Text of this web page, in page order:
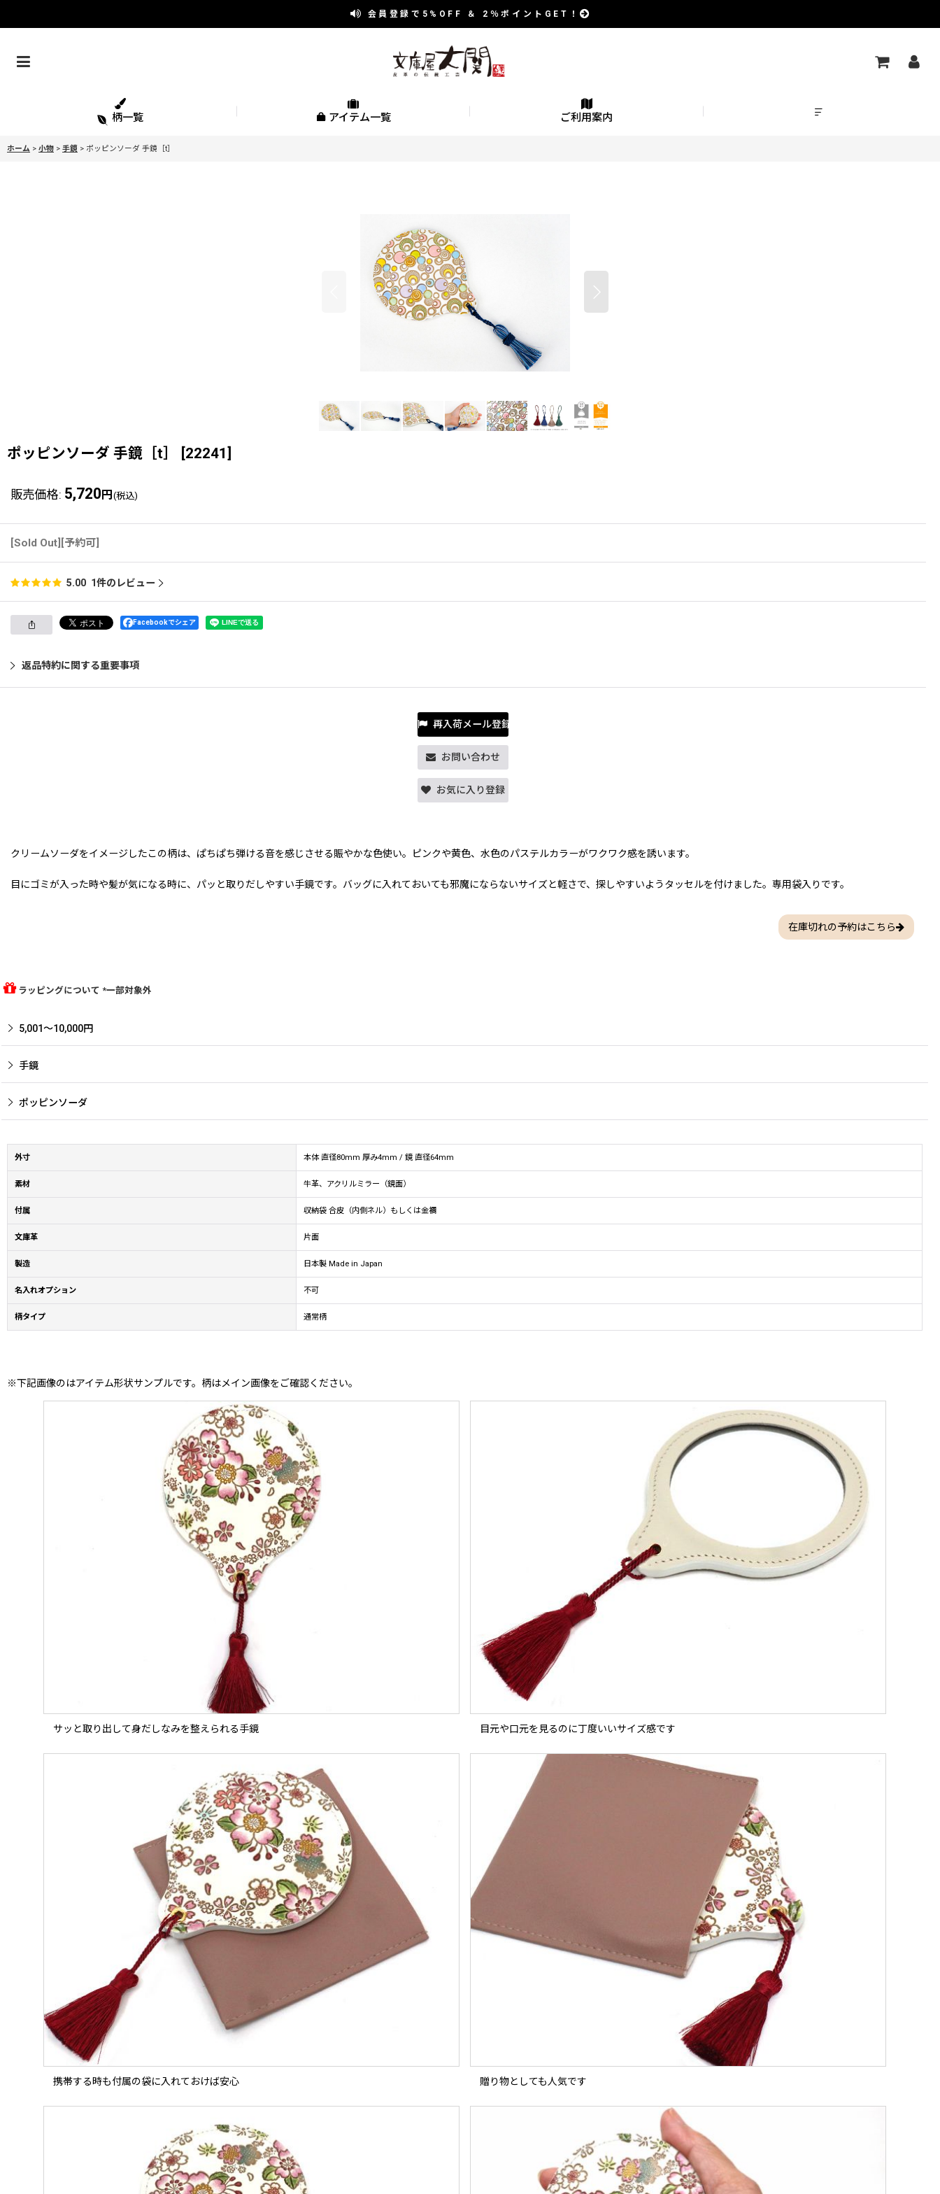
会員登録で 5%OFF ＆ 2％ポイントGET！
柄一覧 アイテム一覧 ご利用案内
ホーム > 小物 > 手鏡 > ポッピンソーダ 手鏡［t］
ポッピンソーダ 手鏡［t］ 22241
販売価格: 5,720 円 (税込)
[Sold Out][予約可]
5.00 1件のレビュー
Facebookでシェア
返品特約に関する重要事項
再入荷メール登録
お問い合わせ
お気に入り登録
クリームソーダをイメージしたこの柄は、ぱちぱち弾ける音を感じさせる賑やかな色使い。ピンクや黄色、水色のパステルカラーがワクワク感を誘います。
目にゴミが入った時や髪が気になる時に、パッと取りだしやすい手鏡です。バッグに入れておいても邪魔にならないサイズと軽さで、探しやすいようタッセルを付けました。専用袋入りです。
在庫切れの予約はこちら
ラッピングについて *一部対象外
5,001〜10,000円
手鏡
ポッピンソーダ
外寸 本体 直径80mm 厚み4mm / 鏡 直径64mm
素材 牛革、アクリルミラー（鏡面）
付属 収納袋 合皮（内側ネル）もしくは金襴
文庫革 片面
製造 日本製 Made in Japan
名入れオプション 不可
柄タイプ 通常柄
※下記画像のはアイテム形状サンプルです。柄はメイン画像をご確認ください。
サッと取り出して身だしなみを整えられる手鏡 目元や口元を見るのに丁度いいサイズ感です
携帯する時も付属の袋に入れておけば安心 贈り物としても人気です